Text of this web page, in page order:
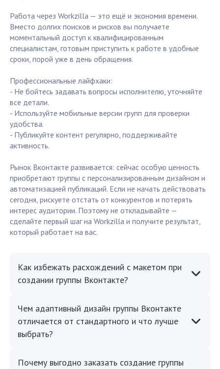
Работа через Workzilla — это ещё и экономия времени.
Вместо долгих поисков и рисков вы получаете
моментальный доступ к квалифицированным
специалистам, готовым приступить к работе в удобные
сроки, порой уже в день обращения.
Профессиональные лайфхаки:
- Не бойтесь задавать вопросы исполнителю, уточняйте
все детали.
- Используйте мобильные версии групп для проверки
удобства.
- Публикуйте контент регулярно, поддерживайте
активность.
Рынок Вконтакте развивается: сейчас особую ценность
приобретают группы с персонализированным дизайном и
автоматизацией публикаций. Если не начать действовать
сегодня, рискуете отстать от конкурентов и потерять
интерес аудитории. Поэтому не откладывайте —
сделайте первый шаг на Workzilla и получите результат,
который работает на вас.
Как избежать расхождений с макетом при
создании группы Вконтакте?
Чем адаптивный дизайн группы Вконтакте
отличается от стандартного и что лучше
выбрать?
Почему выгодно заказать создание группы